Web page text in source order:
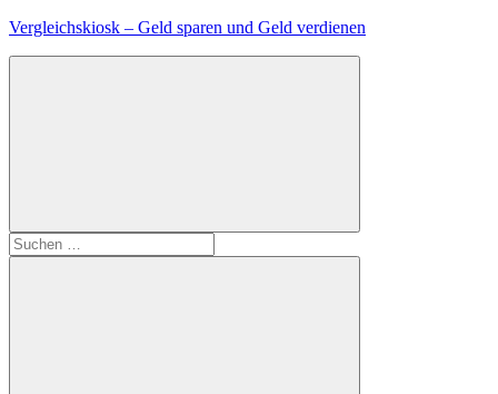
Zum
Vergleichskiosk – Geld sparen und Geld verdienen
Suchen
nach: